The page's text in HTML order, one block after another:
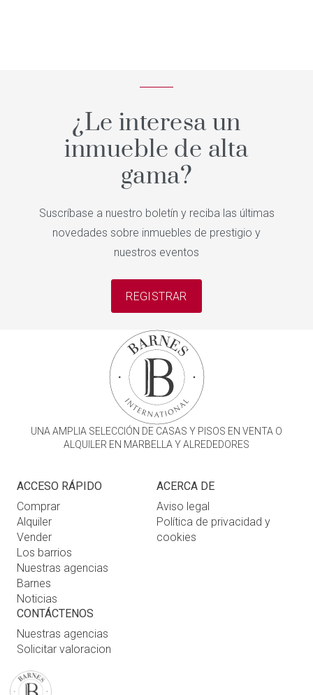
¿Le interesa un
inmueble de alta
gama?
Suscríbase a nuestro boletín y reciba las últimas
novedades sobre inmuebles de prestigio y
nuestros eventos
REGISTRAR
UNA AMPLIA SELECCIÓN DE CASAS Y PISOS EN VENTA O
ALQUILER EN MARBELLA Y ALREDEDORES
ACCESO RÁPIDO
Comprar
Alquiler
Vender
Los barrios
Nuestras agencias
Barnes
Noticias
ACERCA DE
Aviso legal
Política de privacidad y
cookies
CONTÁCTENOS
Nuestras agencias
Solicitar valoracion
Inicio de sesión de usuario